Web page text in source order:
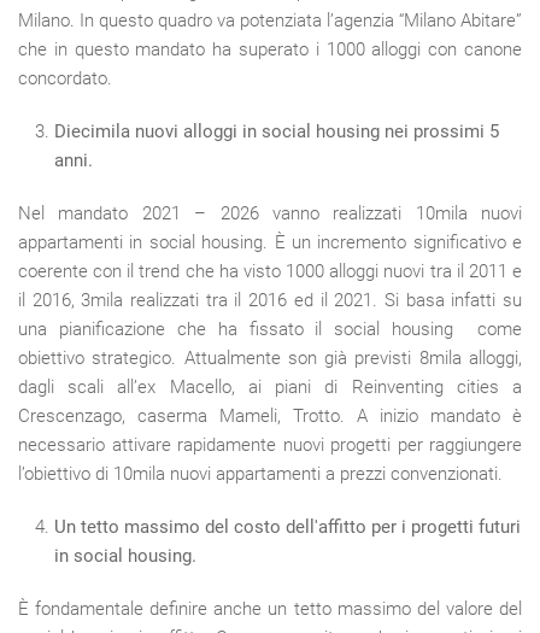
Milano. In questo quadro va potenziata l’agenzia “Milano Abitare”
che in questo mandato ha superato i 1000 alloggi con canone
concordato.
Diecimila nuovi alloggi in social housing nei prossimi 5
anni.
Nel mandato 2021 – 2026 vanno realizzati 10mila nuovi
appartamenti in social housing. È un incremento significativo e
coerente con il trend che ha visto 1000 alloggi nuovi tra il 2011 e
il 2016, 3mila realizzati tra il 2016 ed il 2021. Si basa infatti su
una pianificazione che ha fissato il social housing come
obiettivo strategico. Attualmente son già previsti 8mila alloggi,
dagli scali all’ex Macello, ai piani di Reinventing cities a
Crescenzago, caserma Mameli, Trotto. A inizio mandato è
necessario attivare rapidamente nuovi progetti per raggiungere
l’obiettivo di 10mila nuovi appartamenti a prezzi convenzionati.
Un tetto massimo del costo dell'affitto per i progetti futuri
in social housing.
È fondamentale definire anche un tetto massimo del valore del